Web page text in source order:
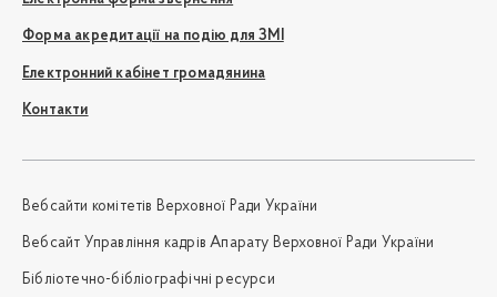
Форма акредитації на подію для ЗМІ
Електронний кабінет громадянина
Контакти
Вебсайти комітетів Верховної Ради України
Вебсайт Управління кадрів Апарату Верховної Ради України
Бібліотечно-бібліографічні ресурси